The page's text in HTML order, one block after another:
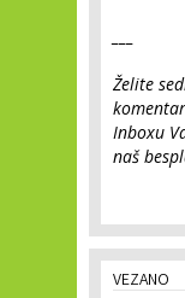
Želite
Inboxu
naš
VEZANO